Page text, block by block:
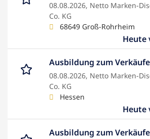
08.08.2026, Netto Marken-
Co. KG
68649 Groß-Rohrheim
Ausbildung zum
08.08.2026, Netto Marken-
Co. KG
Hessen
Ausbildung zum